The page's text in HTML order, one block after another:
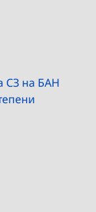
СЗ на БАН